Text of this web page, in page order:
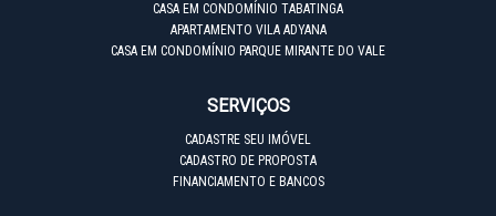
CASA EM CONDOMÍNIO TABATINGA
APARTAMENTO VILA ADYANA
CASA EM CONDOMÍNIO PARQUE MIRANTE DO VALE
SERVIÇOS
CADASTRE SEU IMÓVEL
CADASTRO DE PROPOSTA
FINANCIAMENTO E BANCOS